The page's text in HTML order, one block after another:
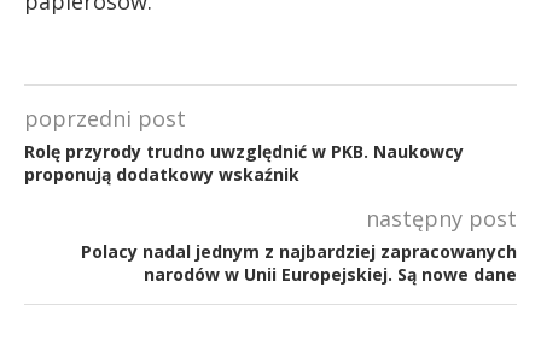
poprzedni post
Rolę przyrody trudno uwzględnić w PKB. Naukowcy
proponują dodatkowy wskaźnik
następny post
Polacy nadal jednym z najbardziej zapracowanych
narodów w Unii Europejskiej. Są nowe dane